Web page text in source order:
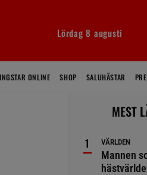
Lördag 8 augusti
ONLINE SHOP SALUHÄSTAR
MEST
VÄRLDEN
Mannen